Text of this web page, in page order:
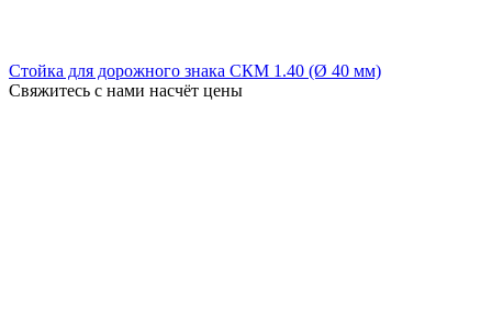
Стойка для дорожного знака СКМ 1.40 (Ø 40 мм)
Свяжитесь с нами насчёт цены